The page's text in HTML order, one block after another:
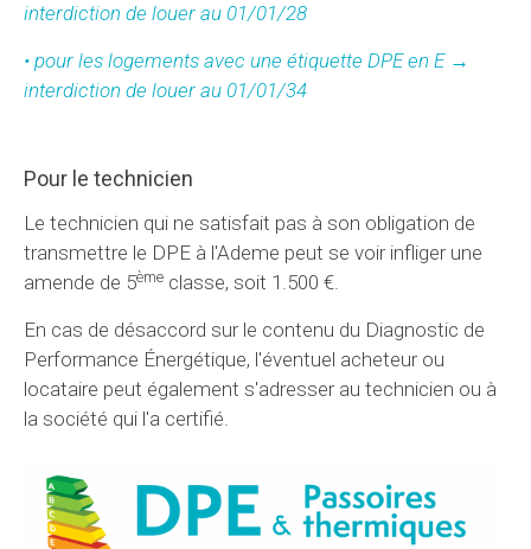
interdiction de louer au 01/01/28
• pour les logements avec une étiquette DPE en E →
interdiction de louer au 01/01/34
Pour le technicien
Le technicien qui ne satisfait pas à son obligation de
transmettre le DPE à l'Ademe peut se voir infliger une
amende de 5ème classe, soit 1.500 €.
En cas de désaccord sur le contenu du Diagnostic de
Performance Énergétique, l'éventuel acheteur ou
locataire peut également s'adresser au technicien ou à
la société qui l'a certifié.